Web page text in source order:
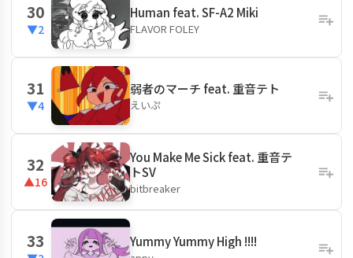
30
▼2
Human feat. SF-A2 Miki
FLAVOR FOLEY
31
▼4
弱者のマーチ feat. 重音テト
えいぷ
32
▲16
You Make Me Sick feat. 重音テ
トSV
bitbreaker
33 Yummy Yummy High !!!!